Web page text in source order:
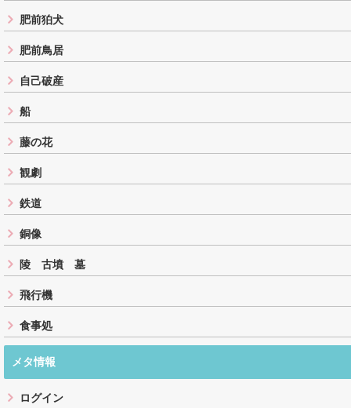
肥前狛犬
肥前鳥居
自己破産
船
藤の花
観劇
鉄道
銅像
陵 古墳 墓
飛行機
食事処
メタ情報
ログイン